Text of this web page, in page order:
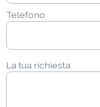
Telefono
La tua richiesta